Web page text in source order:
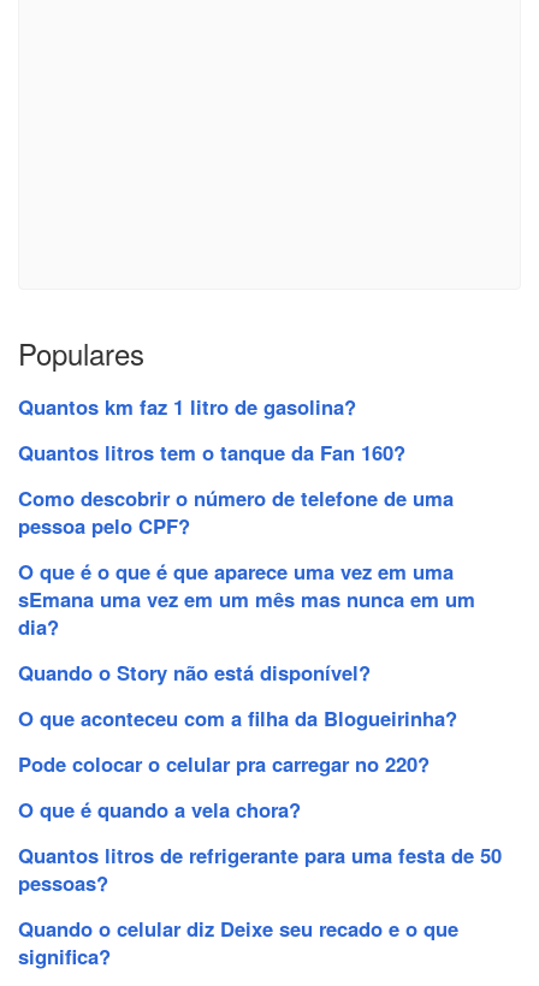
Populares
Quantos km faz 1 litro de gasolina?
Quantos litros tem o tanque da Fan 160?
Como descobrir o número de telefone de uma
pessoa pelo CPF?
O que é o que é que aparece uma vez em uma
sEmana uma vez em um mês mas nunca em um
dia?
Quando o Story não está disponível?
O que aconteceu com a filha da Blogueirinha?
Pode colocar o celular pra carregar no 220?
O que é quando a vela chora?
Quantos litros de refrigerante para uma festa de 50
pessoas?
Quando o celular diz Deixe seu recado e o que
significa?